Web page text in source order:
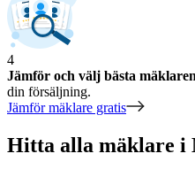
4
Jämför och välj bästa mäklaren
din försäljning.
Jämför mäklare gratis
Hitta alla mäklare i